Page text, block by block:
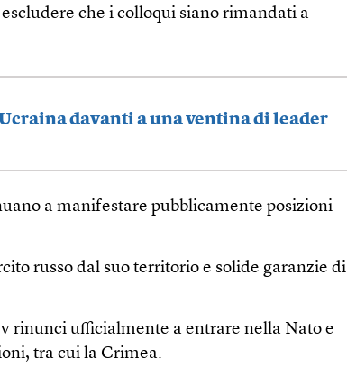
che i colloqui siano rimandati a
davanti a una ventina di leader
a manifestare pubblicamente posizioni
russo dal suo territorio e solide garanzie di
rinunci ufficialmente a entrare nella Nato e
tra cui la Crimea.